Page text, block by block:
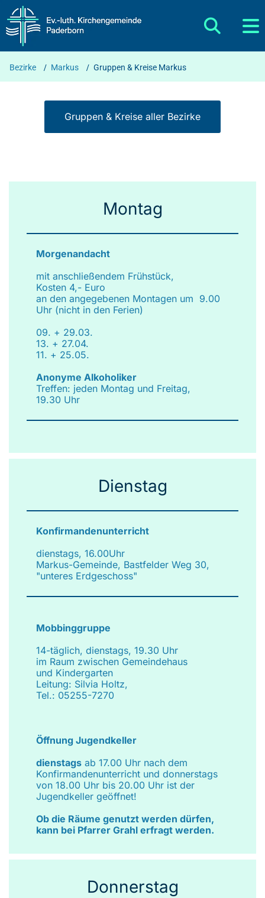
Bezirke / Markus / Gruppen & Kreise Markus
Gruppen & Kreise aller Bezirke
Montag
Morgenandacht
mit anschließendem Frühstück,
Kosten 4,- Euro
an den angegebenen Montagen um 9.00
Uhr (nicht in den Ferien)
09. + 29.03.
13. + 27.04.
11. + 25.05.
Anonyme Alkoholiker
Treffen: jeden Montag und Freitag,
19.30 Uhr
Dienstag
Konfirmandenunterricht
dienstags, 16.00Uhr
Markus-Gemeinde, Bastfelder Weg 30,
"unteres Erdgeschoss"
Mobbinggruppe
14-täglich, dienstags, 19.30 Uhr
im Raum zwischen Gemeindehaus
und Kindergarten
Leitung: Silvia Holtz,
Tel.: 05255-7270
Öffnung Jugendkeller
dienstags ab 17.00 Uhr nach dem
Konfirmandenunterricht und donnerstags
von 18.00 Uhr bis 20.00 Uhr ist der
Jugendkeller geöffnet!
Ob die Räume genutzt werden dürfen,
kann bei Pfarrer Grahl erfragt werden.
Donnerstag